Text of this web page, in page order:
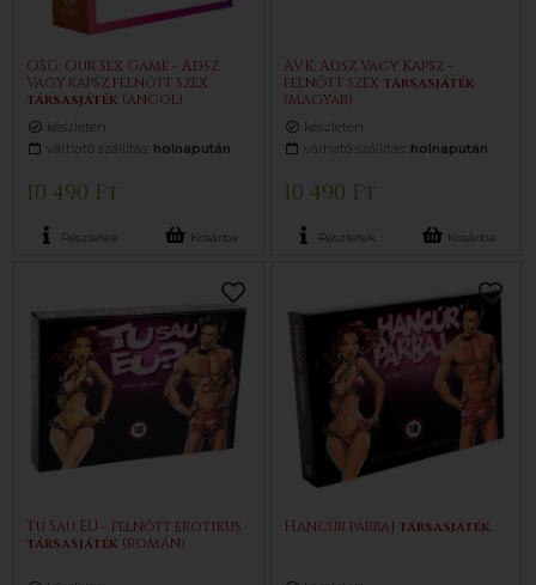
OSG: Our Sex Game - Adsz
Vagy kapsz felnőtt szex
társasjáték (angol)
készleten
várható szállítás: holnapután
10 490 Ft
Részletek Kosárba
AVK: Adsz Vagy Kapsz -
felnőtt szex társasjáték
(magyar)
készleten
várható szállítás: holnapután
10 490 Ft
Részletek Kosárba
Tu Sau EU - felnőtt erotikus
társasjáték (román)
Hancúr párbaj társasjáték